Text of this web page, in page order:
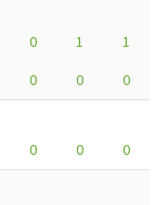
0 1
1
0 0
0
0 0
0